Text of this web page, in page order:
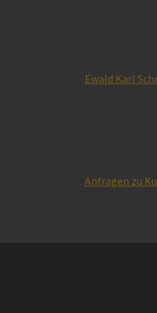
Ewald Karl
Anfragen zu